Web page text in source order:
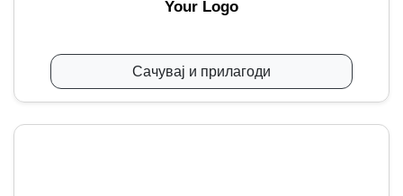
Your Logo
Сачувај и прилагоди